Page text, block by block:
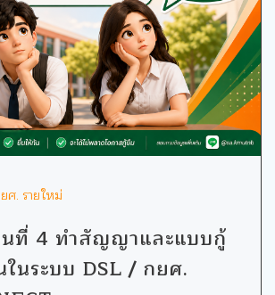
. รายใหม่
ที่ 4 ทำสัญญาและแบบกู้
ในระบบ DSL / กยศ.